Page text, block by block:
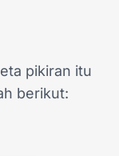
pikiran itu
berikut: